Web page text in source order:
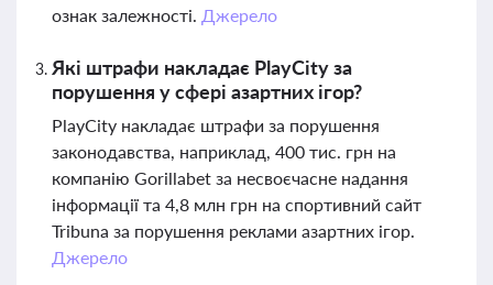
ознак залежності. Джерело
Які штрафи накладає PlayCity за
порушення у сфері азартних ігор?
PlayCity накладає штрафи за порушення
законодавства, наприклад, 400 тис. грн на
компанію Gorillabet за несвоєчасне надання
інформації та 4,8 млн грн на спортивний сайт
Tribuna за порушення реклами азартних ігор.
Джерело